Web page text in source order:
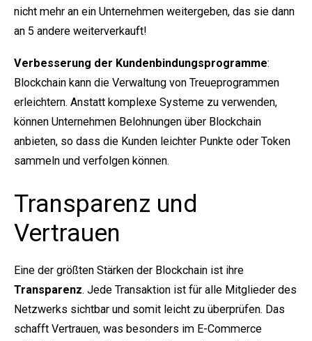
nicht mehr an ein Unternehmen weitergeben, das sie dann
an 5 andere weiterverkauft!
Verbesserung der Kundenbindungsprogramme:
Blockchain kann die Verwaltung von Treueprogrammen
erleichtern. Anstatt komplexe Systeme zu verwenden,
können Unternehmen Belohnungen über Blockchain
anbieten, so dass die Kunden leichter Punkte oder Token
sammeln und verfolgen können.
Transparenz und
Vertrauen
Eine der größten Stärken der Blockchain ist ihre
Transparenz. Jede Transaktion ist für alle Mitglieder des
Netzwerks sichtbar und somit leicht zu überprüfen. Das
schafft Vertrauen, was besonders im E-Commerce